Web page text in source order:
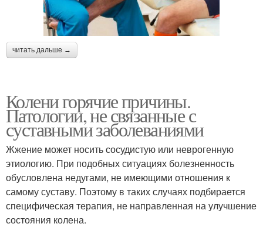
читать дальше →
Колени горячие причины.
Патологии, не связанные с
суставными заболеваниями
Жжение может носить сосудистую или неврогенную
этиологию. При подобных ситуациях болезненность
обусловлена недугами, не имеющими отношения к
самому суставу. Поэтому в таких случаях подбирается
специфическая терапия, не направленная на улучшение
состояния колена.